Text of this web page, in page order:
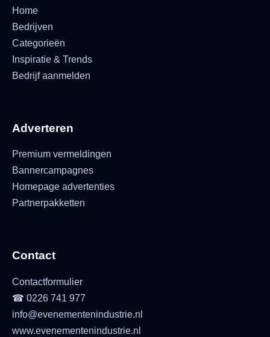
Home
Bedrijven
Categorieën
Inspiratie & Trends
Bedrijf aanmelden
Adverteren
Premium vermeldingen
Bannercampagnes
Homepage advertenties
Partnerpakketten
Contact
Contactformulier
☎ 0226 741 977
info@evenementenindustrie.nl
www.evenementenindustrie.nl